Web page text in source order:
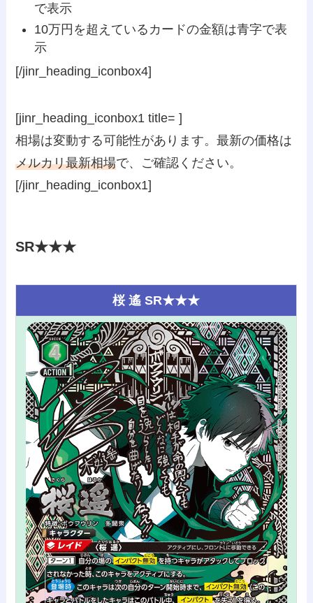
で表示
10万円を超えているカードの金額は青字で表
示
[/jinr_heading_iconbox4]
[jinr_heading_iconbox1 title= ]
相場は変動する可能性があります。最新の価格は
メルカリ最新相場で、ご確認ください。
[/jinr_heading_iconbox1]
SR★★★
桜 遙 SR★★★